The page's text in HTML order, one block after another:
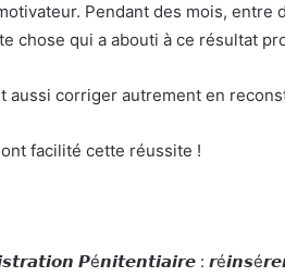
Pendant des mois, entre
chose qui a abouti à ce résultat
corriger autrement en
facilité cette réussite !
𝙋é𝙣𝙞𝙩𝙚𝙣𝙩𝙞𝙖𝙞𝙧𝙚 :